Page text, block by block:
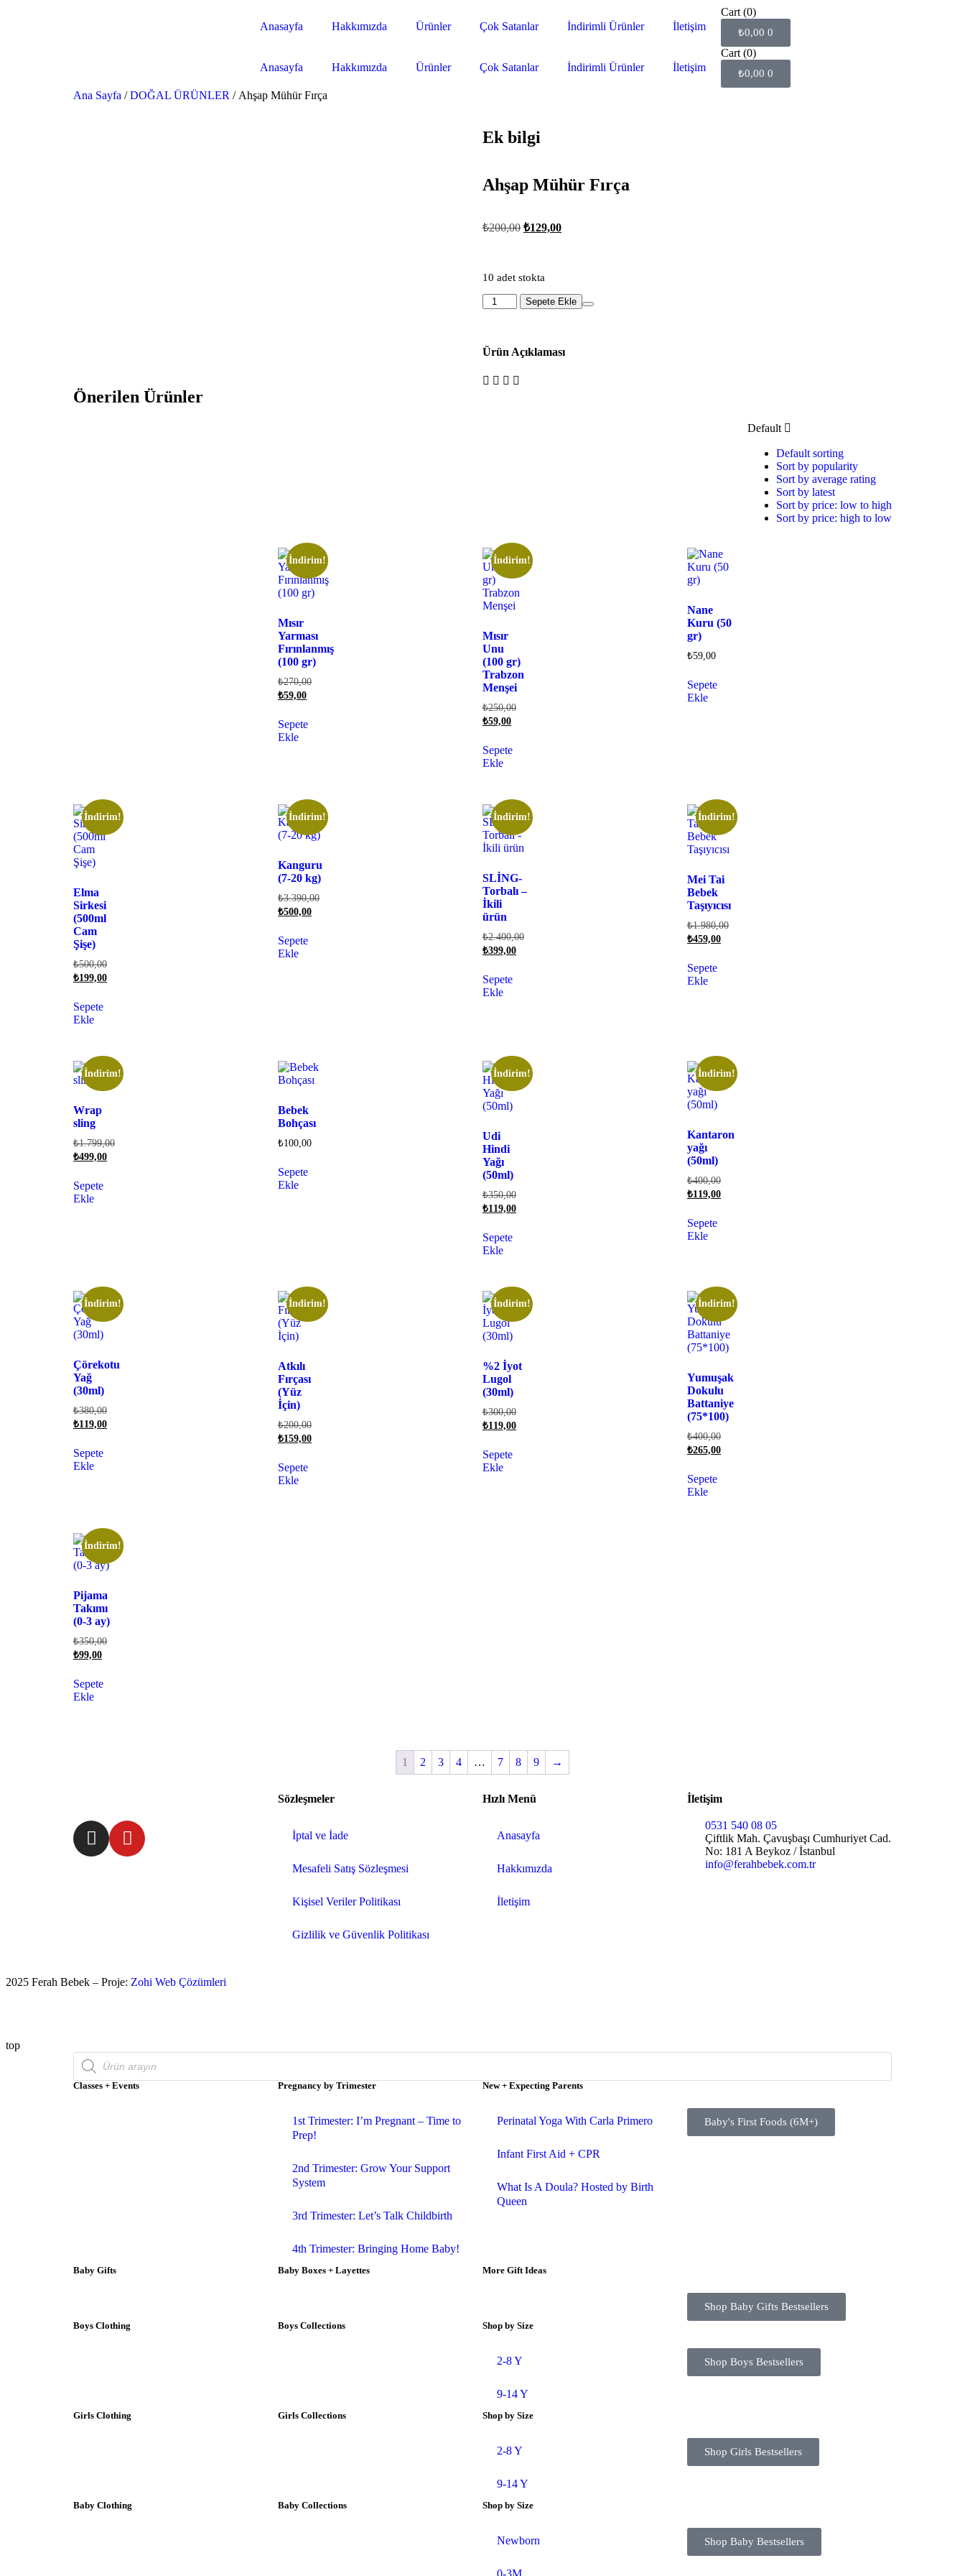
Anasayfa Hakkımızda Ürünler Çok Satanlar İndirimli Ürünler İletişim
Cart (0)
₺0,00 0
Anasayfa Hakkımızda Ürünler Çok Satanlar İndirimli Ürünler İletişim
Cart (0)
₺0,00 0
Ana Sayfa /DOĞAL ÜRÜNLER / Ahşap Mühür Fırça
Ek bilgi
Ahşap Mühür Fırça
₺200,00 ₺129,00
10 adet stokta
Sepete Ekle
Ürün Açıklaması
Önerilen Ürünler
Default
Default sorting
Sort by popularity
Sort by average rating
Sort by latest
Sort by price: low to high
Sort by price: high to low
İndirim!
Mısır
Yarması
Fırınlanmış
(100 gr)
₺270,00
₺59,00
Sepete
Ekle
İndirim!
Mısır
Unu
(100 gr)
Trabzon
Menşei
₺250,00
₺59,00
Sepete
Ekle
Nane
Kuru (50
gr)
₺59,00
Sepete
Ekle
İndirim!
Elma
Sirkesi
(500ml
Cam
Şişe)
₺500,00
₺199,00
Sepete
Ekle
İndirim!
Kanguru
(7-20 kg)
₺3.390,00
₺500,00
Sepete
Ekle
İndirim!
SLİNG-
Torbalı –
İkili
ürün
₺2.400,00
₺399,00
Sepete
Ekle
İndirim!
Mei Tai
Bebek
Taşıyıcısı
₺1.980,00
₺459,00
Sepete
Ekle
İndirim!
Wrap
sling
₺1.799,00
₺499,00
Sepete
Ekle
Bebek
Bohçası
₺100,00
Sepete
Ekle
İndirim!
Udi
Hindi
Yağı
(50ml)
₺350,00
₺119,00
Sepete
Ekle
İndirim!
Kantaron
yağı
(50ml)
₺400,00
₺119,00
Sepete
Ekle
İndirim!
Çörekotu
Yağ
(30ml)
₺380,00
₺119,00
Sepete
Ekle
İndirim!
Atkılı
Fırçası
(Yüz
İçin)
₺200,00
₺159,00
Sepete
Ekle
İndirim!
%2 İyot
Lugol
(30ml)
₺300,00
₺119,00
Sepete
Ekle
İndirim!
Yumuşak
Dokulu
Battaniye
(75*100)
₺400,00
₺265,00
Sepete
Ekle
İndirim!
Pijama
Takımı
(0-3 ay)
₺350,00
₺99,00
Sepete
Ekle
1 2 3 4 … 7 8 9 →
Sözleşmeler
İptal ve İade
Mesafeli Satış Sözleşmesi
Kişisel Veriler Politikası
Gizlilik ve Güvenlik Politikası
Hızlı Menü
Anasayfa
Hakkımızda
İletişim
İletişim
0531 540 08 05
Çiftlik Mah. Çavuşbaşı Cumhuriyet Cad.
No: 181 A Beykoz / İstanbul
info@ferahbebek.com.tr
2025 Ferah Bebek – Proje: Zohi Web Çözümleri
top
Classes + Events Pregnancy by Trimester
1st Trimester: I’m Pregnant – Time to
Prep!
2nd Trimester: Grow Your Support
System
3rd Trimester: Let’s Talk Childbirth
4th Trimester: Bringing Home Baby!
New + Expecting Parents
Perinatal Yoga With Carla Primero
Infant First Aid + CPR
What Is A Doula? Hosted by Birth
Queen
Baby's First Foods (6M+)
Baby Gifts Baby Boxes + Layettes More Gift Ideas
Shop Baby Gifts Bestsellers
Boys Clothing Boys Collections Shop by Size
2-8 Y
9-14 Y
Shop Boys Bestsellers
Girls Clothing Girls Collections Shop by Size
2-8 Y
9-14 Y
Shop Girls Bestsellers
Baby Clothing Baby Collections Shop by Size
Newborn
0-3M
Shop Baby Bestsellers